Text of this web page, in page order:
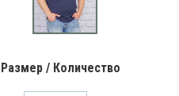
Размер / Количество